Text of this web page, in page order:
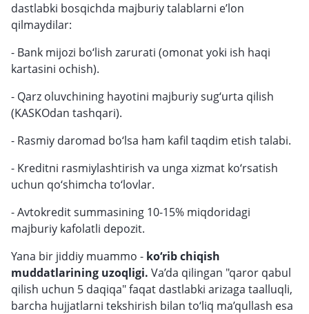
dastlabki bosqichda majburiy talablarni e’lon
qilmaydilar:
- Bank mijozi bo‘lish zarurati (omonat yoki ish haqi
kartasini ochish).
- Qarz oluvchining hayotini majburiy sug‘urta qilish
(KASKOdan tashqari).
- Rasmiy daromad bo‘lsa ham kafil taqdim etish talabi.
- Kreditni rasmiylashtirish va unga xizmat ko‘rsatish
uchun qo‘shimcha to‘lovlar.
- Avtokredit summasining 10-15% miqdoridagi
majburiy kafolatli depozit.
Yana bir jiddiy muammo - ko‘rib chiqish
muddatlarining uzoqligi. Va’da qilingan "qaror qabul
qilish uchun 5 daqiqa" faqat dastlabki arizaga taalluqli,
barcha hujjatlarni tekshirish bilan to‘liq ma’qullash esa